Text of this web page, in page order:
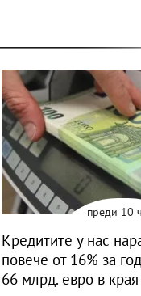
преди 10
Кредитите у нас
повече от 16% за
66 млрд. евро в